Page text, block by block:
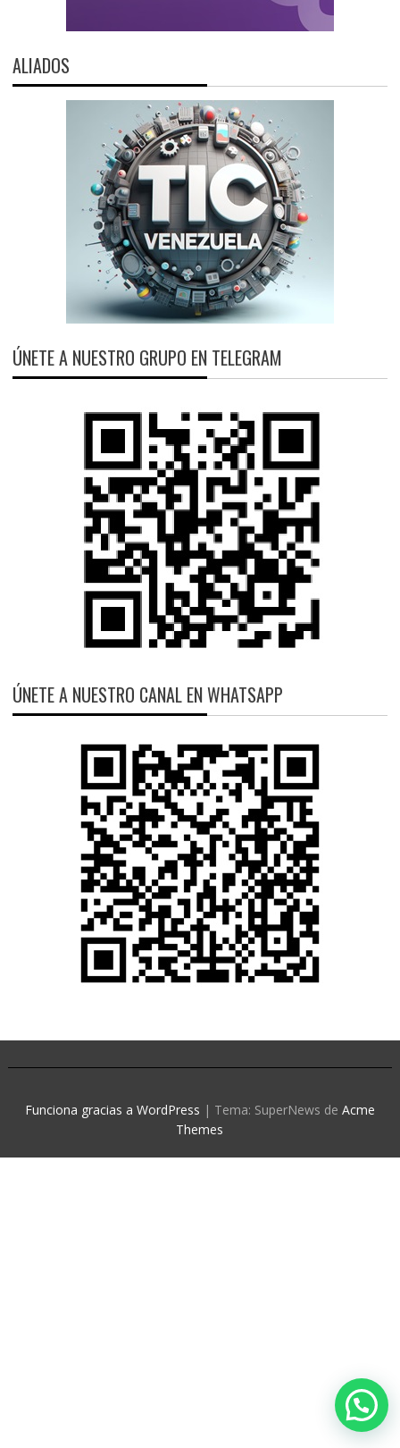
ALIADOS
ÚNETE A NUESTRO GRUPO EN TELEGRAM
ÚNETE A NUESTRO CANAL EN WHATSAPP
Funciona gracias a WordPress | Tema: SuperNews de Acme
Themes